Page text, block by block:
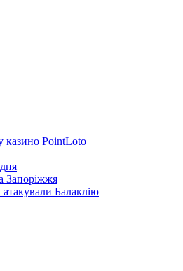
казино PointLoto
Запоріжжя
Балаклію